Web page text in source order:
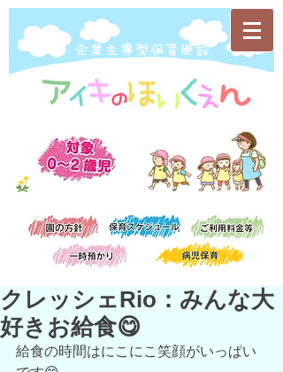
​企業主導型保育施設
クレッシェRio：みんな大
好きお給食😋
給食の時間はにこにこ笑顔がいっぱい